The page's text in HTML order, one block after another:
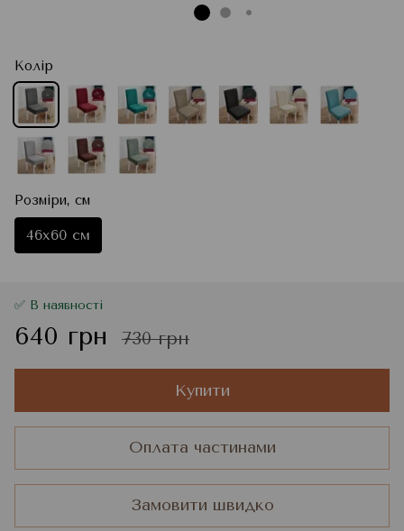
Колір
Розміри, см
46x60 см
✅ В наявності
640 грн 730 грн
Купити
Оплата частинами
Замовити швидко